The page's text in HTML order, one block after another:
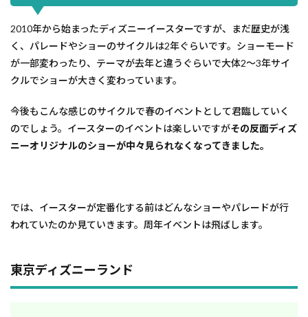
2010年から始まったディズニーイースターですが、まだ歴史が浅
く、パレードやショーのサイクルは2年ぐらいです。ショーモード
が一部変わったり、テーマが去年と違うぐらいで大体2～3年サイ
クルでショーが大きく変わっています。
今後もこんな感じのサイクルで春のイベントとして君臨していく
のでしょう。イースターのイベントは楽しいですがその反面ディズ
ニーオリジナルのショーが中々見られなくなってきました。
では、イースターが定番化する前はどんなショーやパレードが行
われていたのか見ていきます。周年イベントは飛ばします。
東京ディズニーランド